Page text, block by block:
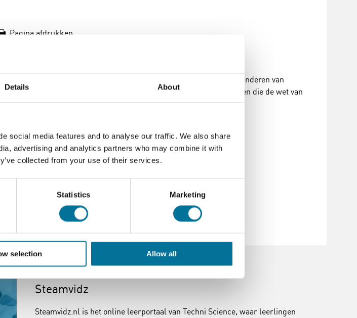
Details About
social media features and to analyse our traffic. We also share
advertising and analytics partners who may combine it with
collected from your use of their services.
Statistics Marketing
selection Allow all
Pagina afdrukken
experimenten met elektriciteit en magnetisme uitvoeren. Het veranderen van
Het GENPack is perfect voor natuurkunde- en elektrostudenten die de wet van
Steamvidz
Steamvidz.nl is het online leerportaal van Techni Science, waar leerlingen